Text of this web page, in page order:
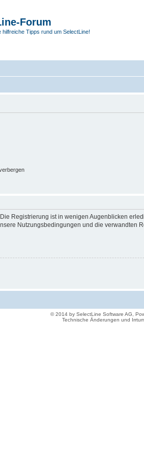
Forum
hilfreiche Tipps rund um SelectLine!
Registrierung ist in wenigen Augenblicken
Nutzungsbedingungen und die
© 2014 by SelectLine Software AG,
Technische Änderungen und